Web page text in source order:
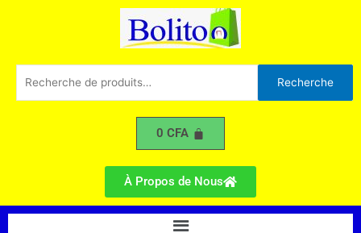
pour :
Recherche
0CFA
À Propos de Nous
Menu